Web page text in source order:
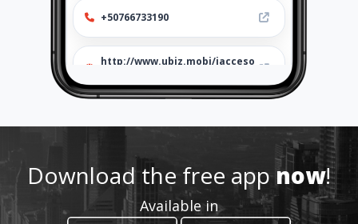
+50766733190
http://www.ubiz.mobi/jacceso
Download the free appnow!
Available in